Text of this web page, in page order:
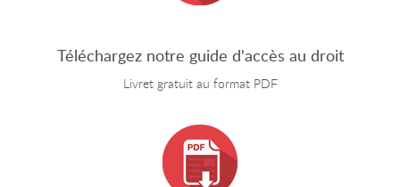
Téléchargez notre guide d'accès au droit
Livret gratuit au format PDF